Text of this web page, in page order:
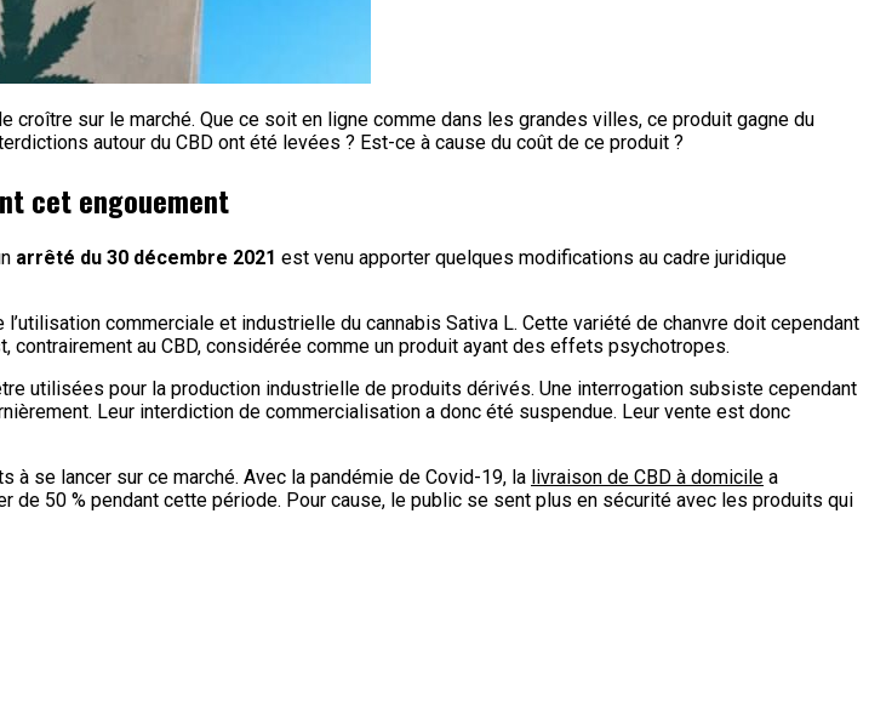
sur le marché. Que ce soit en ligne comme dans les grandes villes, ce produit gagne du
autour du CBD ont été levées ? Est-ce à cause du coût de ce produit ?
cet engouement
arrêté du 30 décembre 2021 est venu apporter quelques modifications au cadre juridique
commerciale et industrielle du cannabis Sativa L. Cette variété de chanvre doit cependant
au CBD, considérée comme un produit ayant des effets psychotropes.
utilisées pour la production industrielle de produits dérivés. Une interrogation subsiste cependant
Leur interdiction de commercialisation a donc été suspendue. Leur vente est donc
à se lancer sur ce marché. Avec la pandémie de Covid-19, la livraison de CBD à domicile a
de 50 % pendant cette période. Pour cause, le public se sent plus en sécurité avec les produits qui